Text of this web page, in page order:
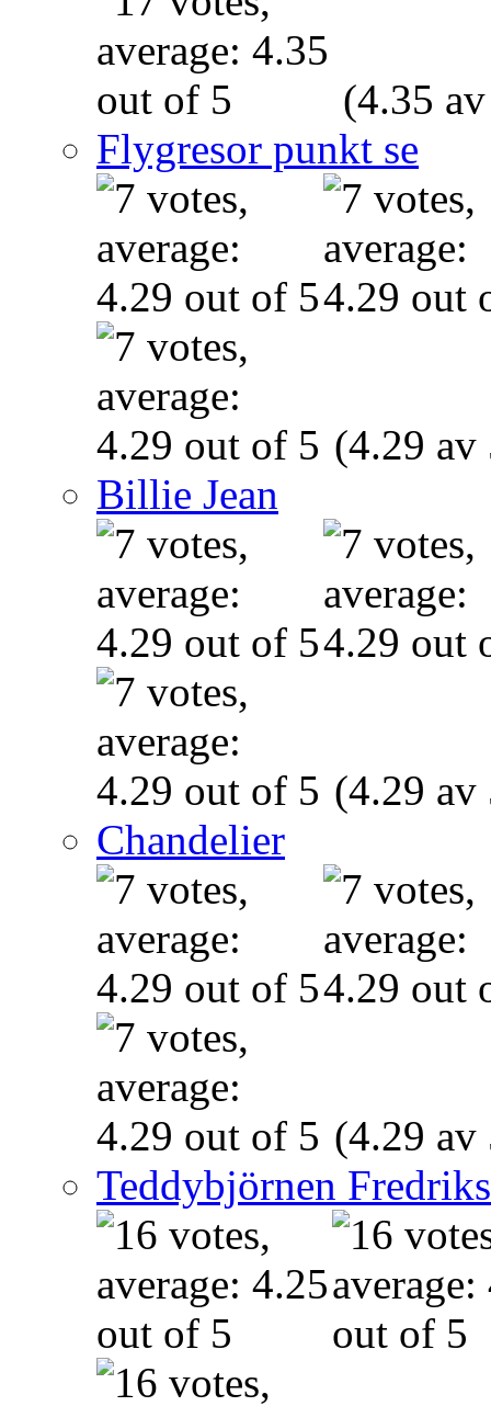
(4.35
Flygresor punkt se
(4.29 av
Billie Jean
(4.29 av
Chandelier
(4.29 av
Teddybjörnen